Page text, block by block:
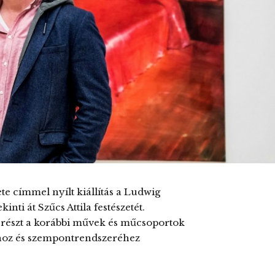
címmel nyílt kiállítás a Ludwig
át Szűcs Attila festészetét.
a korábbi művek és műcsoportok
és szempontrendszeréhez